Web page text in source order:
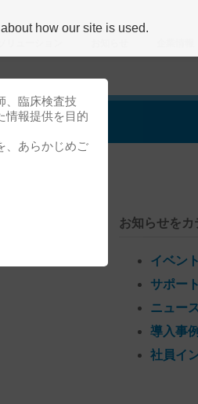
16日) お知らせを
イベント
サポー
ニュース
導入事例
社員イ
、臨床検査技
情報提供を目的
、あらかじめご
how our site is used.